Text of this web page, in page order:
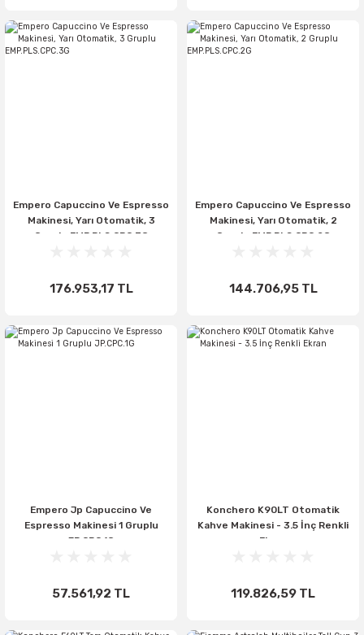
Empero Capuccino Ve Espresso
Makinesi, Yarı Otomatik, 3
Gruplu EMP.PLS.CPC.3G
176.953,17 TL
Empero Capuccino Ve Espresso
Makinesi, Yarı Otomatik, 2
Gruplu EMP.PLS.CPC.2G
144.706,95 TL
Empero Jp Capuccino Ve
Espresso Makinesi 1 Gruplu
JP.CPC.1G
57.561,92 TL
Konchero K90LT Otomatik
Kahve Makinesi - 3.5 İnç Renkli
Ekran
119.826,59 TL